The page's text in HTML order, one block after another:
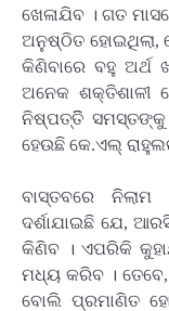
ଖେଳାଯିବ । ଗତ
ଅନୁଷ୍ଠିତ ହୋଇଥିଲା,
କିଣିବାରେ ବହୁ ଅର୍ଥ
ଅନେକ ଶକ୍ତିଶାଳୀ
ନିଷ୍ପତ୍ତିି ସମସ୍ତଙ୍କୁ
ହେଉଛି କେ.ଏଲ୍
ବାସ୍ତବରେ
ଦର୍ଶାଯାଇଛି ଯେ,
କିଣିବ । ଏପରିକି
ମଧ୍ୟ କରିବ ।
ବୋଲି ପ୍ରମାଣିତ